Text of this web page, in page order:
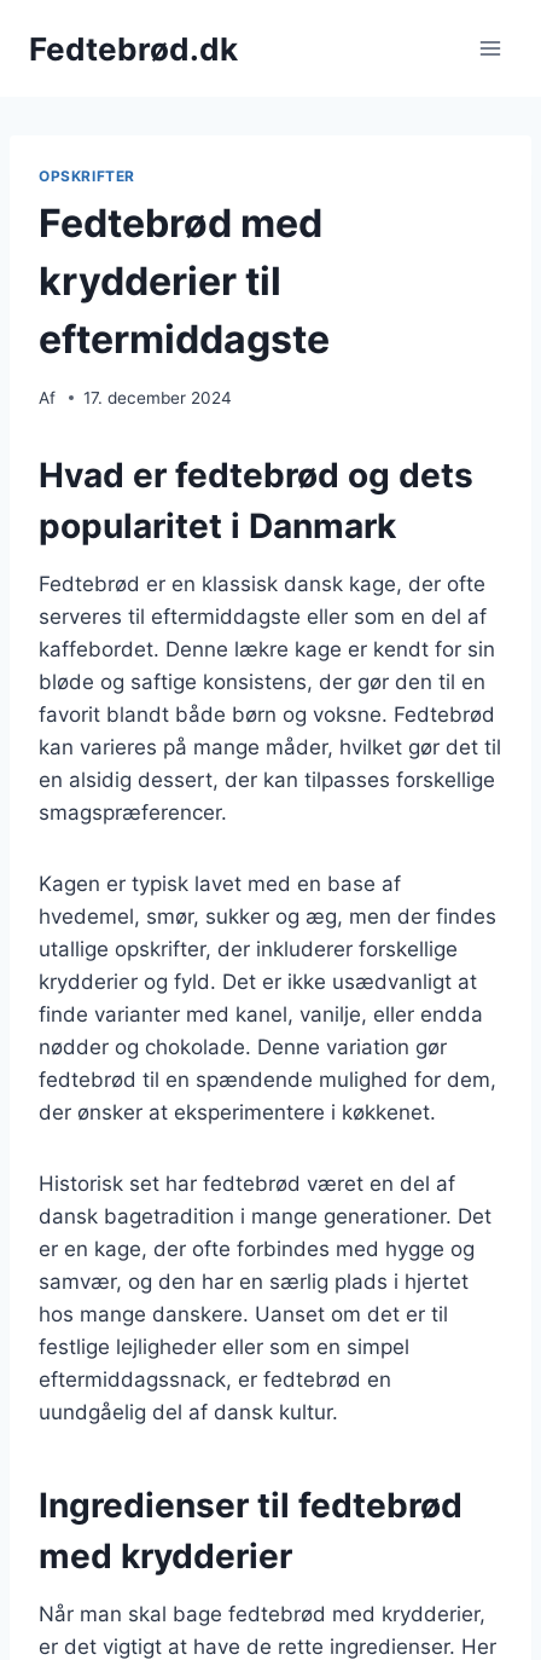
Fedtebrød.dk
OPSKRIFTER
Fedtebrød med
krydderier til
eftermiddagste
Af 17. december 2024
Hvad er fedtebrød og dets
popularitet i Danmark
Fedtebrød er en klassisk dansk kage, der ofte
serveres til eftermiddagste eller som en del af
kaffebordet. Denne lækre kage er kendt for sin
bløde og saftige konsistens, der gør den til en
favorit blandt både børn og voksne. Fedtebrød
kan varieres på mange måder, hvilket gør det til
en alsidig dessert, der kan tilpasses forskellige
smagspræferencer.
Kagen er typisk lavet med en base af
hvedemel, smør, sukker og æg, men der findes
utallige opskrifter, der inkluderer forskellige
krydderier og fyld. Det er ikke usædvanligt at
finde varianter med kanel, vanilje, eller endda
nødder og chokolade. Denne variation gør
fedtebrød til en spændende mulighed for dem,
der ønsker at eksperimentere i køkkenet.
Historisk set har fedtebrød været en del af
dansk bagetradition i mange generationer. Det
er en kage, der ofte forbindes med hygge og
samvær, og den har en særlig plads i hjertet
hos mange danskere. Uanset om det er til
festlige lejligheder eller som en simpel
eftermiddagssnack, er fedtebrød en
uundgåelig del af dansk kultur.
Ingredienser til fedtebrød
med krydderier
Når man skal bage fedtebrød med krydderier,
er det vigtigt at have de rette ingredienser. Her